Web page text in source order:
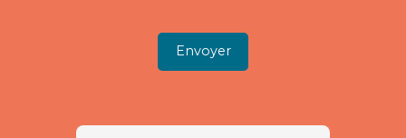
Envoyer